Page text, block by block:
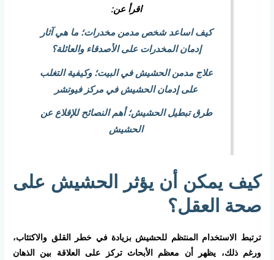
اقرأ عن:
كيف اساعد شخص مدمن مخدرات؛ ما هي آثار
إدمان المخدرات على الأصدقاء والعائلة؟
علاج مدمن الحشيش في البيت؛ وكيفية التغلب
على إدمان الحشيش في مركز فيوتشر
طرق تبطيل الحشيش؛ أهم النصائح للإقلاع عن
الحشيش
كيف يمكن أن يؤثر الحشيش على
صحة العقل؟
ترتبط الاستخدام المنتظم للحشيش بزيادة في خطر القلق والاكتئاب،
ورغم ذلك، يظهر أن معظم الأبحاث تركز على العلاقة بين الذهان